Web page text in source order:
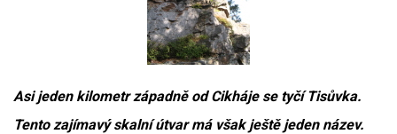
Asi jeden kilometr západně od Cikháje se tyčí Tisůvka.
Tento zajímavý skalní útvar má však ještě jeden název.